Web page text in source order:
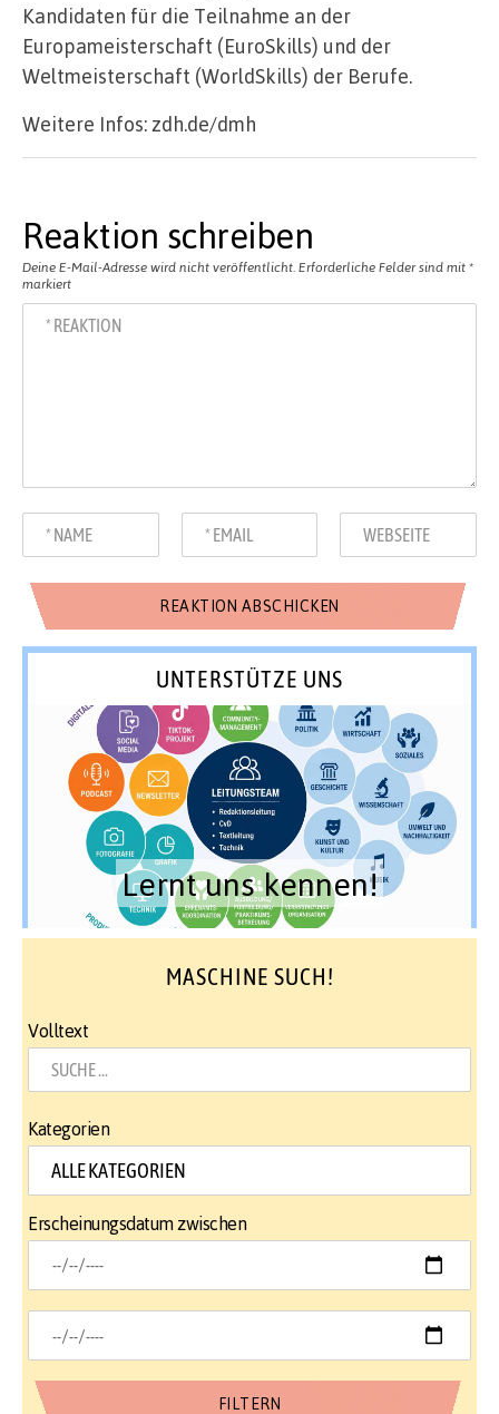
Kandidaten für die Teilnahme an der
Europameisterschaft (EuroSkills) und der
Weltmeisterschaft (WorldSkills) der Berufe.
Weitere Infos: zdh.de/dmh
Reaktion schreiben
Deine E-Mail-Adresse wird nicht veröffentlicht. Erforderliche Felder sind mit *
markiert
UNTERSTÜTZE UNS
Lernt uns kennen!
MASCHINE SUCH!
Volltext
Kategorien
Erscheinungsdatum zwischen